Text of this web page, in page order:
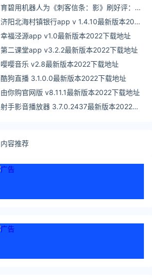
育碧用机器人为《刺客信条：影》刷好评：但
仍不及差评
济阳北海村镇银行app v 1.4.10最新版本2022
下载地址
幸福泾源app v1.0最新版本2022下载地址
第二课堂app v3.2.2最新版本2022下载地址
嘤嘤音乐 v2.8最新版本2022下载地址
酷狗直播 3.1.0.0最新版本2022下载地址
由你购官网版 v8.11.1最新版本2022下载地址
射手影音播放器 3.7.0.2437最新版本2022下
内容推荐